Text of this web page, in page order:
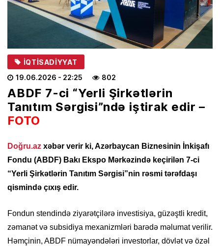
İQTISADIYYAT
19.06.2026 - 22:25 802
ABDF 7-ci “Yerli Şirkətlərin
Tanıtım Sərgisi”ndə iştirak edir –
FOTO
Doğru.az xəbər verir ki, Azərbaycan Biznesinin İnkişafı
Fondu (ABDF) Bakı Ekspo Mərkəzində keçirilən 7-ci
“Yerli Şirkətlərin Tanıtım Sərgisi”nin rəsmi tərəfdaşı
qismində çıxış edir.
Fondun stendində ziyarətçilərə investisiya, güzəştli kredit,
zəmanət və subsidiya mexanizmləri barədə məlumat verilir.
Həmçinin, ABDF nümayəndələri investorlar, dövlət və özəl